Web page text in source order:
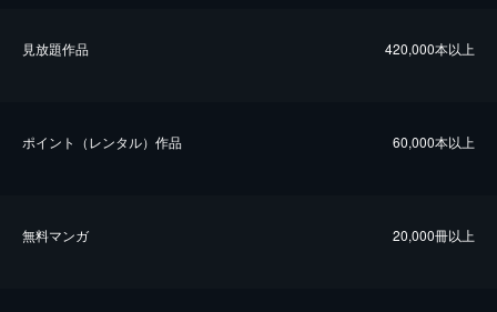
⾒放題作品 420,000本以上
ポイント（レンタル）作品 60,000本以上
無料マンガ 20,000冊以上